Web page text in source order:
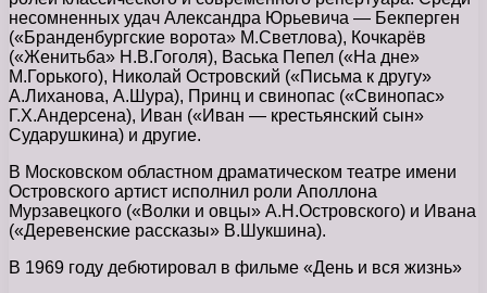
несомненных удач Александра Юрьевича — Бекперген
(«Бранденбургские ворота» М.Светлова), Кочкарёв
(«Женитьба» Н.В.Гоголя), Васька Пепел («На дне»
М.Горького), Николай Островский («Письма к другу»
А.Лиханова, А.Шура), Принц и свинопас («Свинопас»
Г.Х.Андерсена), Иван («Иван — крестьянский сын»
Сударушкина) и другие.
В Московском областном драматическом театре имени
Островского артист исполнил роли Аполлона
Мурзавецкого («Волки и овцы» А.Н.Островского) и Ивана
(«Деревенские рассказы» В.Шукшина).
В 1969 году дебютировал в фильме «День и вся жизнь»